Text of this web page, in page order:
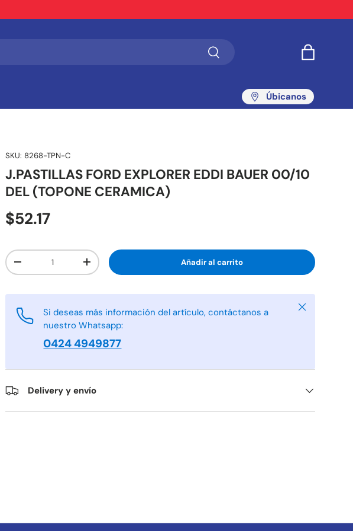
Buscar Bolsa
Úbicanos
SKU: 8268-TPN-C
J.PASTILLAS FORD EXPLORER EDDI BAUER 00/10
DEL (TOPONE CERAMICA)
$52.17
Cant.
-
+ Añadir al carrito
Si deseas más información del artículo, contáctanos a
nuestro Whatsapp:
0424 4949877
Cerrar
Delivery y envío